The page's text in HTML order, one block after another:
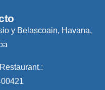
y Belascoain, Havana,